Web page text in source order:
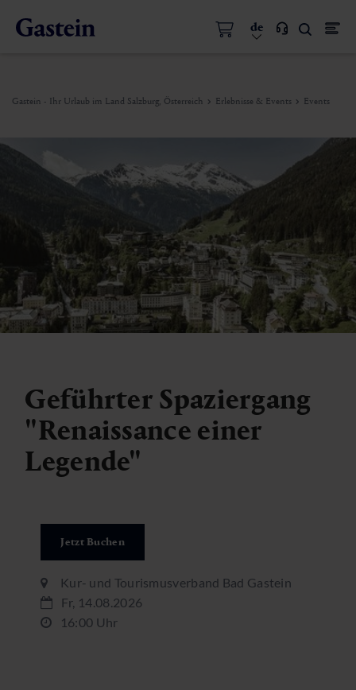
de
Gastein - Ihr Urlaub im Land Salzburg, Österreich Erlebnisse & Events Events
Geführter Spaziergang
"Renaissance einer
Legende"
Jetzt Buchen
Kur- und Tourismusverband Bad Gastein
Fr, 14.08.2026
16:00 Uhr